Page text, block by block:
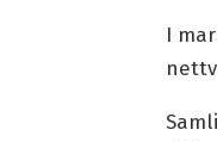
I